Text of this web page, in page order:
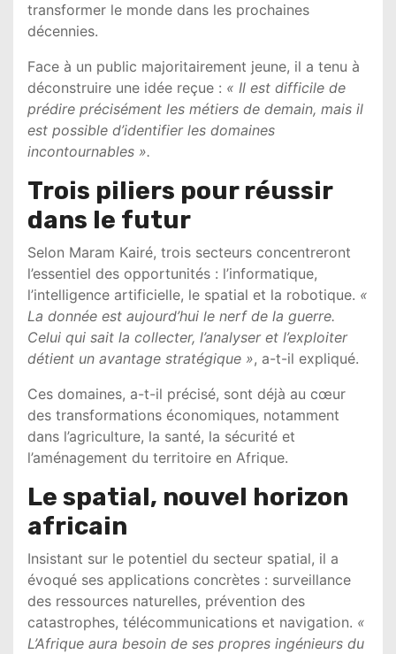
transformer le monde dans les prochaines
décennies.
Face à un public majoritairement jeune, il a tenu à
déconstruire une idée reçue : « Il est difficile de
prédire précisément les métiers de demain, mais il
est possible d’identifier les domaines
incontournables ».
Trois piliers pour réussir
dans le futur
Selon Maram Kairé, trois secteurs concentreront
l’essentiel des opportunités : l’informatique,
l’intelligence artificielle, le spatial et la robotique. «
La donnée est aujourd’hui le nerf de la guerre.
Celui qui sait la collecter, l’analyser et l’exploiter
détient un avantage stratégique », a-t-il expliqué.
Ces domaines, a-t-il précisé, sont déjà au cœur
des transformations économiques, notamment
dans l’agriculture, la santé, la sécurité et
l’aménagement du territoire en Afrique.
Le spatial, nouvel horizon
africain
Insistant sur le potentiel du secteur spatial, il a
évoqué ses applications concrètes : surveillance
des ressources naturelles, prévention des
catastrophes, télécommunications et navigation. «
L’Afrique aura besoin de ses propres ingénieurs du